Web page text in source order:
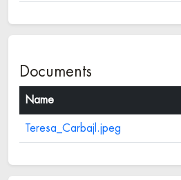
Documents
Name
Teresa_Carbajl.jpeg